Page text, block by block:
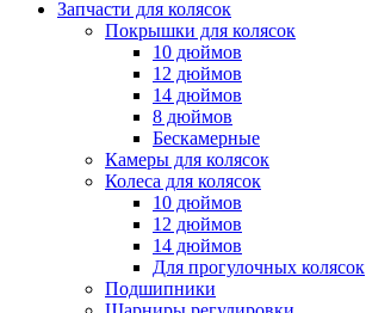
Запчасти для колясок
Покрышки для колясок
10 дюймов
12 дюймов
14 дюймов
8 дюймов
Бескамерные
Камеры для колясок
Колеса для колясок
10 дюймов
12 дюймов
14 дюймов
Для прогулочных колясок
Подшипники